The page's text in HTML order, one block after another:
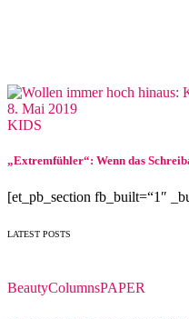
8. Mai 2019
KIDS
„Extremfühler“: Wenn das
[et_pb_section fb_built=“1″
LATEST POSTS
BeautyColumnsPAPER